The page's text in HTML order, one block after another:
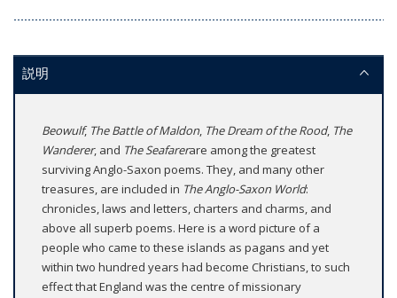
説明
Beowulf, The Battle of Maldon, The Dream of the Rood, The
Wanderer, and The Seafarerare among the greatest
surviving Anglo-Saxon poems. They, and many other
treasures, are included in The Anglo-Saxon World:
chronicles, laws and letters, charters and charms, and
above all superb poems. Here is a word picture of a
people who came to these islands as pagans and yet
within two hundred years had become Christians, to such
effect that England was the centre of missionary